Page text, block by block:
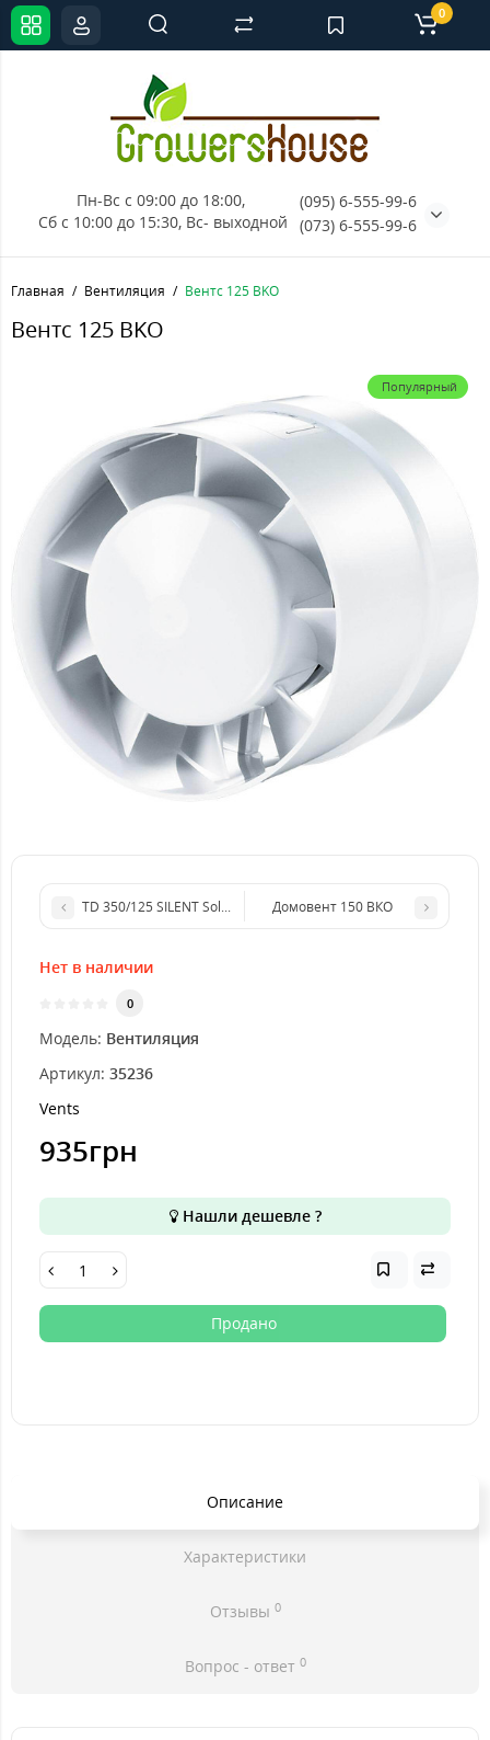
Пн-Вс с 09:00 до 18:00,
Сб с 10:00 до 15:30, Вс- выходной
(095) 6-555-99-6
(073) 6-555-99-6
0
Главная Вентиляция Вентс 125 BKO
Вентс 125 BKO
Популярный
TD 350/125 SILENT Soler & PalauДомовент 150 ВКО
Нет в наличии
0
Модель: Вентиляция
Артикул: 35236
Vents
935грн
Нашли дешевле ?
Продано
Описание
Характеристики
Отзывы 0
Вопрос - ответ 0